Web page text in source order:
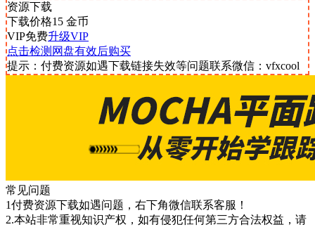
资源下载
下载价格15 金币
VIP免费升级VIP
点击检测网盘有效后购买
提示：付费资源如遇下载链接失效等问题联系微信：vfxcool
常见问题
1付费资源下载如遇问题，右下角微信联系客服！
2.本站非常重视知识产权，如有侵犯任何第三方合法权益，请